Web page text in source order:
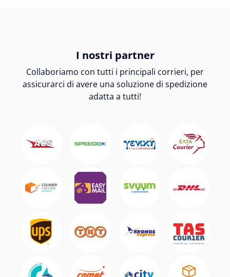
I nostri partner
Collaboriamo con tutti i principali corrieri, per
assicurarci di avere una soluzione di spedizione
adatta a tutti!